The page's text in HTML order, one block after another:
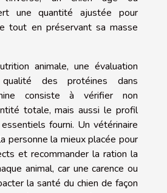
une quantité ajustée pour
tout en préservant sa masse
animale, une évaluation
des protéines dans
consiste à vérifier non
totale, mais aussi le profil
fourni. Un vétérinaire
personne la mieux placée pour
et recommander la ration la
animal, car une carence ou
la santé du chien de façon